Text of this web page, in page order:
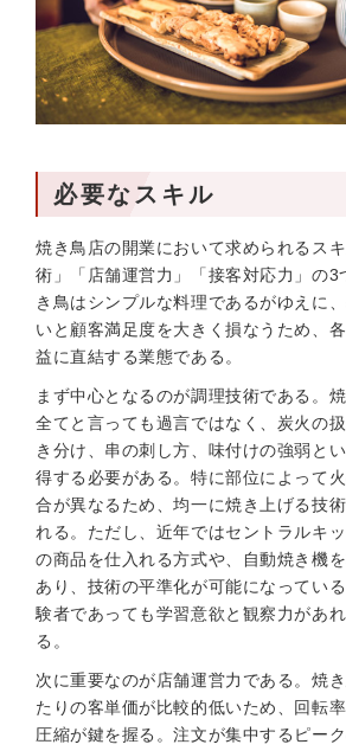
必要なスキル
焼き鳥店の開業において求められるス
術」「店舗運営力」「接客対応力」の3
き鳥はシンプルな料理であるがゆえに
いと顧客満足度を大きく損なうため、
益に直結する業態である。
まず中心となるのが調理技術である。
全てと言っても過言ではなく、炭火の
き分け、串の刺し方、味付けの強弱と
得する必要がある。特に部位によって
合が異なるため、均一に焼き上げる技
れる。ただし、近年ではセントラルキ
の商品を仕入れる方式や、自動焼き機
あり、技術の平準化が可能になってい
験者であっても学習意欲と観察力があ
る。
次に重要なのが店舗運営力である。焼
たりの客単価が比較的低いため、回転
圧縮が鍵を握る。注文が集中するピー